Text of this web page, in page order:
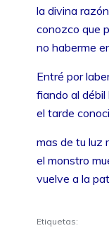
la divina
conozco que
no haberme
Entré por
fiando al débil
el tarde
mas de tu luz
el monstro
vuelve a la
Etiquetas: